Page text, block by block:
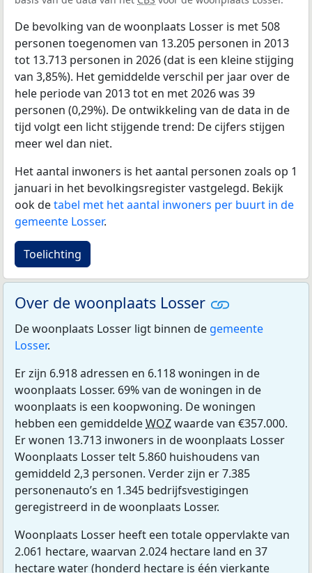
De bevolking van de woonplaats Losser is met 508
personen toegenomen van 13.205 personen in 2013
tot 13.713 personen in 2026 (dat is een kleine stijging
van 3,85%). Het gemiddelde verschil per jaar over de
hele periode van 2013 tot en met 2026 was 39
personen (0,29%). De ontwikkeling van de data in de
tijd volgt een licht stijgende trend: De cijfers stijgen
meer wel dan niet.
Het aantal inwoners is het aantal personen zoals op 1
januari in het bevolkingsregister vastgelegd. Bekijk
ook detabel met het aantal inwoners per buurt in de
gemeente Losser.
Toelichting
Over de woonplaats Losser
De woonplaats Losser ligt binnen de gemeente
Losser.
Er zijn 6.918 adressen en 6.118 woningen in de
woonplaats Losser. 69% van de woningen in de
woonplaats is een koopwoning. De woningen
hebben een gemiddeldeWOZwaarde van €357.000.
Er wonen 13.713 inwoners in de woonplaats Losser
Woonplaats Losser telt 5.860 huishoudens van
gemiddeld 2,3 personen. Verder zijn er 7.385
personenauto’s en 1.345 bedrijfsvestigingen
geregistreerd in de woonplaats Losser.
Woonplaats Losser heeft een totale oppervlakte van
2.061 hectare, waarvan 2.024 hectare land en 37
hectare water (honderd hectare is één vierkante